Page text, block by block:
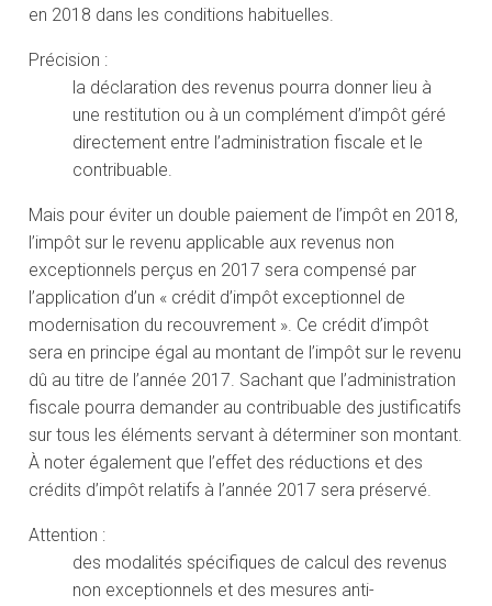
en 2018 dans les conditions habituelles.
Précision :
la déclaration des revenus pourra donner lieu à
une restitution ou à un complément d’impôt géré
directement entre l’administration fiscale et le
contribuable.
Mais pour éviter un double paiement de l’impôt en 2018,
l’impôt sur le revenu applicable aux revenus non
exceptionnels perçus en 2017 sera compensé par
l’application d’un « crédit d’impôt exceptionnel de
modernisation du recouvrement ». Ce crédit d’impôt
sera en principe égal au montant de l’impôt sur le revenu
dû au titre de l’année 2017. Sachant que l’administration
fiscale pourra demander au contribuable des justificatifs
sur tous les éléments servant à déterminer son montant.
À noter également que l’effet des réductions et des
crédits d’impôt relatifs à l’année 2017 sera préservé.
Attention :
des modalités spécifiques de calcul des revenus
non exceptionnels et des mesures anti-